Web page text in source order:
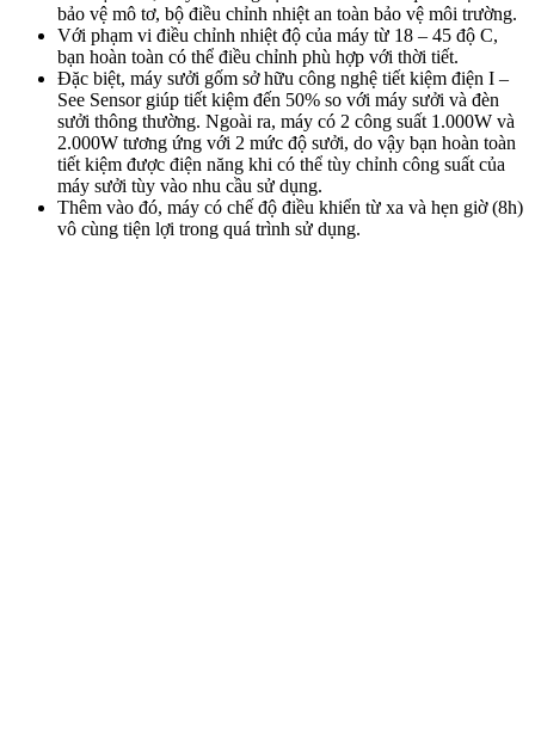
bảo vệ mô tơ, bộ điều chỉnh nhiệt an toàn bảo vệ môi trường.
Với phạm vi điều chỉnh nhiệt độ của máy từ 18 – 45 độ C,
bạn hoàn toàn có thể điều chỉnh phù hợp với thời tiết.
Đặc biệt, máy sưởi gốm sở hữu công nghệ tiết kiệm điện I –
See Sensor giúp tiết kiệm đến 50% so với máy sưởi và đèn
sưởi thông thường. Ngoài ra, máy có 2 công suất 1.000W và
2.000W tương ứng với 2 mức độ sưởi, do vậy bạn hoàn toàn
tiết kiệm được điện năng khi có thể tùy chỉnh công suất của
máy sưởi tùy vào nhu cầu sử dụng.
Thêm vào đó, máy có chế độ điều khiển từ xa và hẹn giờ (8h)
vô cùng tiện lợi trong quá trình sử dụng.